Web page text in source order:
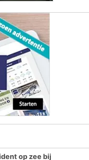
op zee bij